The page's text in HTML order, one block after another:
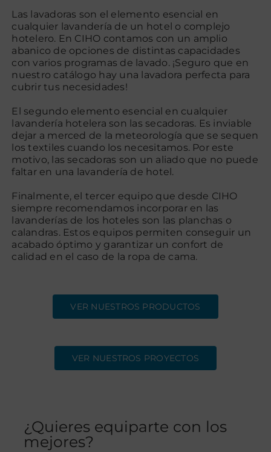
Contacto
Las lavadoras son el elemento esencial en
cualquier lavandería de un hotel o complejo
hotelero. En CIHO contamos con un amplio
abanico de opciones de distintas capacidades
con varios programas de lavado. ¡Seguro que en
nuestro catálogo hay una lavadora perfecta para
cubrir tus necesidades!
El segundo elemento esencial en cualquier
lavandería hotelera son las secadoras. Es inviable
dejar a merced de la meteorología que se sequen
los textiles cuando los necesitamos. Por este
motivo, las secadoras son un aliado que no puede
faltar en una lavandería de hotel.
Finalmente, el tercer equipo que desde CIHO
siempre recomendamos incorporar en las
lavanderías de los hoteles son las planchas o
calandras. Estos equipos permiten conseguir un
acabado óptimo y garantizar un confort de
calidad en el caso de la ropa de cama.
VER NUESTROS PRODUCTOS
VER NUESTROS PROYECTOS
¿Quieres equiparte con los
mejores?